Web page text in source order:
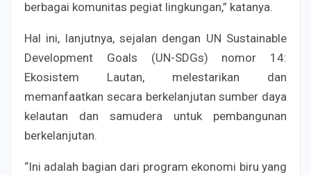
berbagai komunitas pegiat lingkungan,” katanya.
Hal ini, lanjutnya, sejalan dengan UN Sustainable
Development Goals (UN-SDGs) nomor 14:
Ekosistem Lautan, melestarikan dan
memanfaatkan secara berkelanjutan sumber daya
kelautan dan samudera untuk pembangunan
berkelanjutan.
“Ini adalah bagian dari program ekonomi biru yang